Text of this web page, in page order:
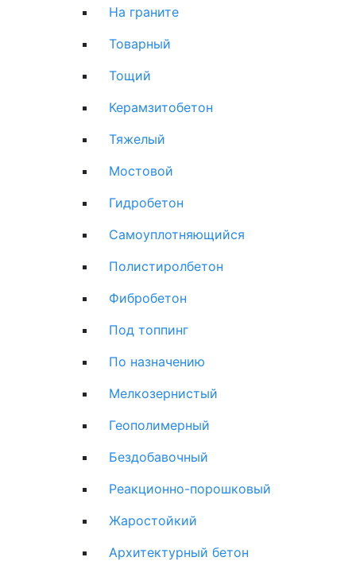
На граните
Товарный
Тощий
Керамзитобетон
Тяжелый
Мостовой
Гидробетон
Самоуплотняющийся
Полистиролбетон
Фибробетон
Под топпинг
По назначению
Мелкозернистый
Геополимерный
Бездобавочный
Реакционно-порошковый
Жаростойкий
Архитектурный бетон